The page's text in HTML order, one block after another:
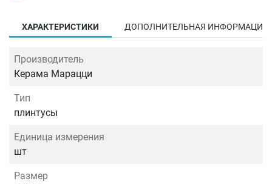
ХАРАКТЕРИСТИКИ ДОПОЛНИТЕЛЬНАЯ ИНФОРМАЦИЯ
Производитель
Керама Марацци
Тип
плинтусы
Единица измерения
шт
Размер